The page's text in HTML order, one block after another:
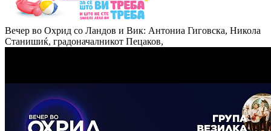
Вечер во Охрид со Ландов и Вик: Антониа Гиговска, Никола
Станишиќ, градоначалникот Пецаков,